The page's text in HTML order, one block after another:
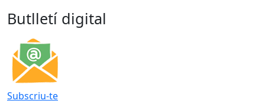
Butlletí digital
Subscriu-te